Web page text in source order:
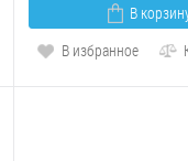
В
В избранное